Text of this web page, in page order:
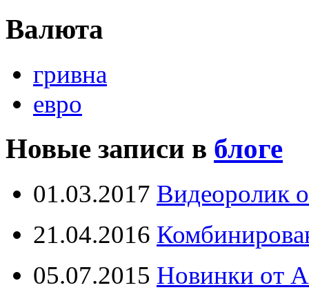
Валюта
гривна
евро
Новые записи в блоге
01.03.2017 Видеоролик
21.04.2016
05.07.2015 Новинки от